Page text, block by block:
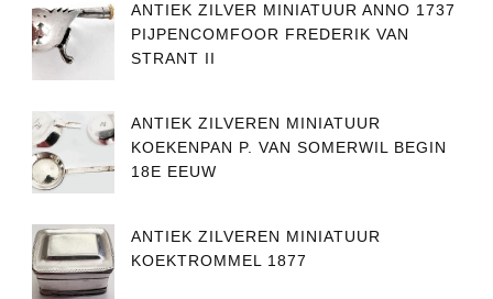
ANTIEK ZILVER MINIATUUR ANNO 1737
PIJPENCOMFOOR FREDERIK VAN
STRANT II
ANTIEK ZILVEREN MINIATUUR
KOEKENPAN P. VAN SOMERWIL BEGIN
18E EEUW
ANTIEK ZILVEREN MINIATUUR
KOEKTROMMEL 1877